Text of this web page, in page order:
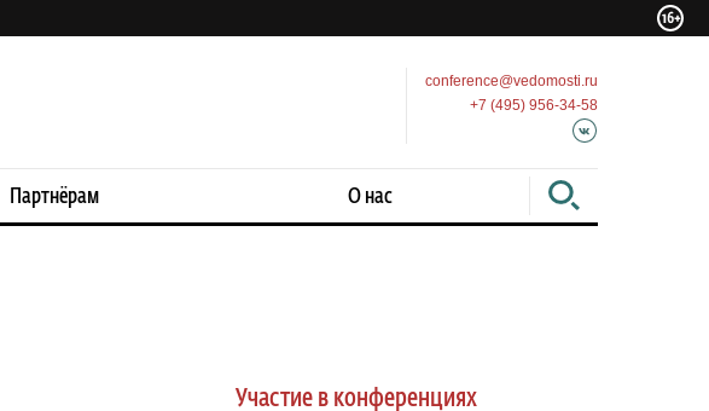
conference@vedomosti.ru
+7 (495) 956-34-58
Партнёрам О нас
Участие в конференциях